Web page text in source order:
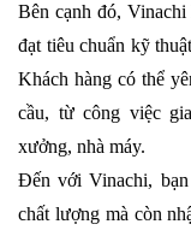
Bên cạnh đó,
đạt tiêu chuẩn kỹ
Khách hàng có thể
cầu, từ công việc
xưởng, nhà máy.
Đến với Vinachi,
chất lượng mà còn